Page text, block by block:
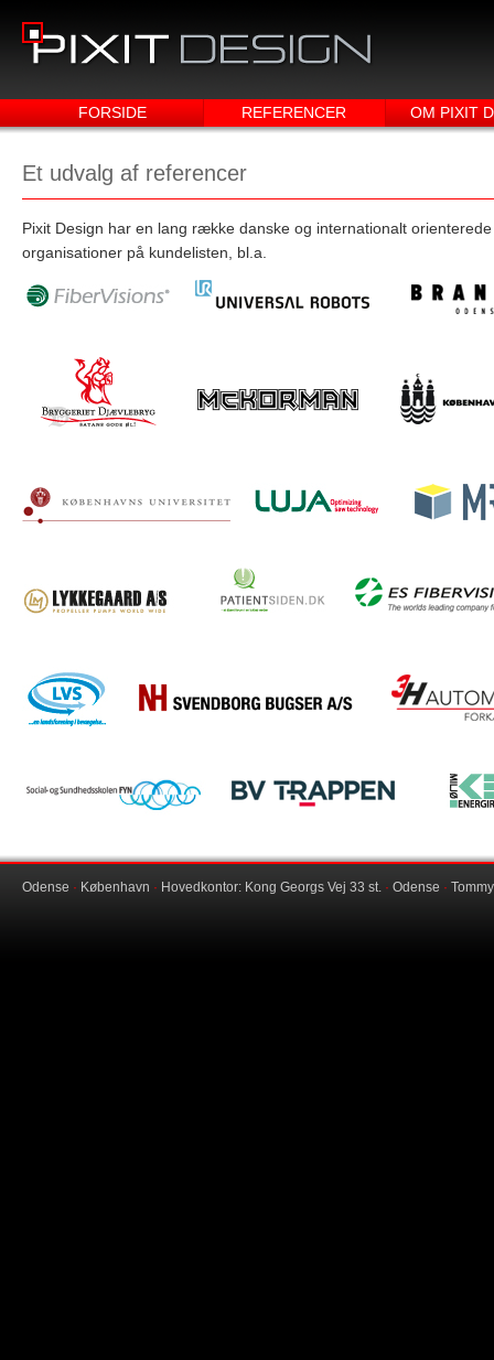
FORSIDE REFERENCER OM PIXIT
Et udvalg af referencer
Pixit Design har en lang række danske og internationalt
organisationer på kundelisten, bl.a.
Odense · København · Hovedkontor: Kong Georgs Vej 33 st. · Odense ·